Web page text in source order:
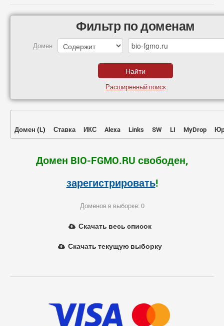
Фильтр по доменам
Домен
Расширенный поиск
Домен (L) Ставка ИКС Alexa Links SW LI MyDrop
Домен BIO-FGMO.RU свободен,
зарегистрировать!
Доменов в выборке: 0
Скачать весь список
Скачать текущую выборку